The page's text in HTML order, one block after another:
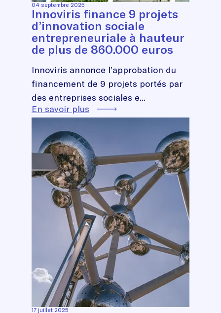
04 septembre 2025
Innoviris finance 9 projets
d’innovation sociale
entrepreneuriale à hauteur
de plus de 860.000 euros
Innoviris annonce l’approbation du
financement de 9 projets portés par
des entreprises sociales e...
En savoir plus
17 juillet 2025